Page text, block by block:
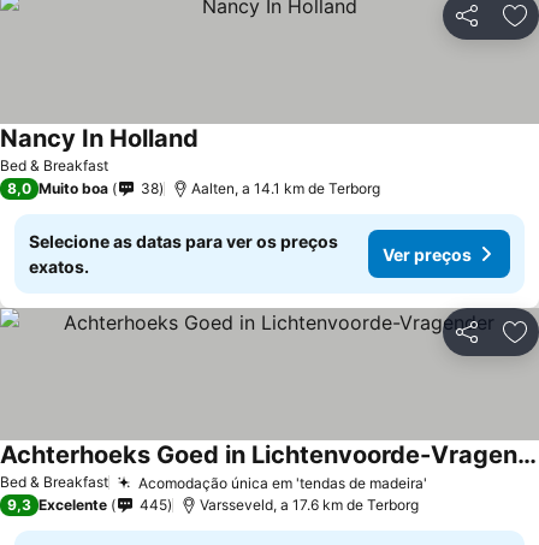
Partilhar
Bed & Breakfast
Nancy In Holland
8,0 Muito boa 38 Aalten, a 14.1 km de Terborg
Selecione as datas para ver os preços
exatos.
Ver preços
Partilhar
Bed & Breakfast Acomodação única em 'tendas de madeira'
Achterhoeks Goed in Lichtenvoorde-Vragender
Ver preços
9,3 Excelente 445 Varsseveld, a 17.6 km de Terborg